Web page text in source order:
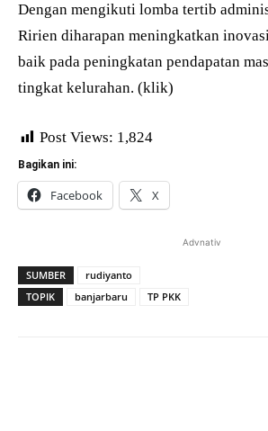
Dengan mengikuti lomba tertib
Ririen diharapan meningkatkan
baik pada peningkatan pendapatan
tingkat kelurahan. (klik)
Post Views: 1,824
Bagikan ini:
Facebook X
Advnativ
SUMBER
rudiyanto
TOPIK
banjarbaru TP PKK